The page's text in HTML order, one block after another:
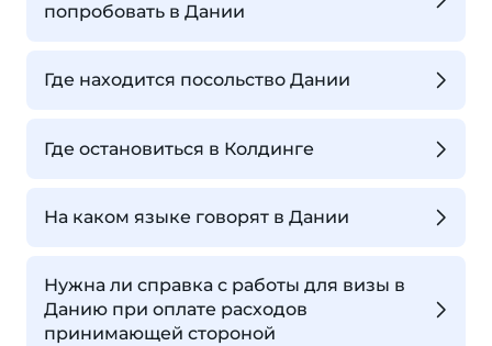
попробовать в Дании
Где находится посольство Дании
Где остановиться в Колдинге
На каком языке говорят в Дании
Нужна ли справка с работы для визы в
Данию при оплате расходов
принимающей стороной